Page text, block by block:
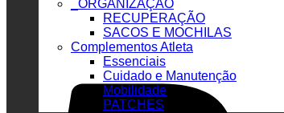
_ORGANIZAÇÃO
RECUPERAÇÃO
SACOS E MOCHILAS
Complementos Atleta
Essenciais
Cuidado e Manutenção
Mobilidade
PATCHES